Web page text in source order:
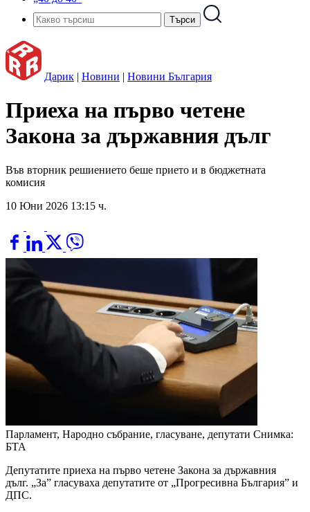
Дарик | Новини | Новини България
Приеха на първо четене
Закона за държавния дълг
Във вторник решиението беше прието и в бюджетната
комисия
10 Юни 2026 13:15 ч.
Парламент, Народно събрание, гласуване, депутати Снимка:
БТА
Депутатите приеха на първо четене Закона за държавния
дълг. „За” гласуваха депутатите от „Прогресивна България” и
ДПС.